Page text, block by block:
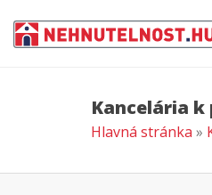
Kancelária k
Hlavná stránka »